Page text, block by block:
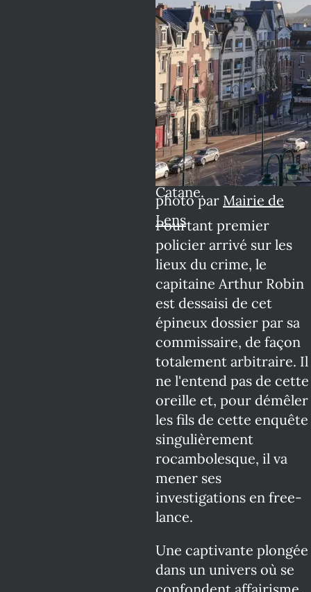
retrouvé assassiné au
musée du Louvre-Lens.
Le même jour,
débarque en ville un
jeune Sicilien,
déterminé à venger
dans le sang l’honneur
de son père, décédé
deux mois plus tôt à
Catane.
Pourtant premier
policier arrivé sur les
lieux du crime, le
capitaine Arthur Robin
est dessaisi de cet
épineux dossier par sa
commissaire, de façon
totalement arbitraire. Il
ne l'entend pas de cette
oreille et, pour démêler
les fils de cette enquête
singulièrement
rocambolesque, il va
mener ses
investigations en free-
lance.
Une captivante plongée
dans un univers où se
photo par Mairie de
Lens